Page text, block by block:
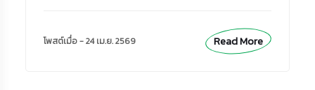
โพสต์เมื่อ - 24 เม.ย. 2569 Read More